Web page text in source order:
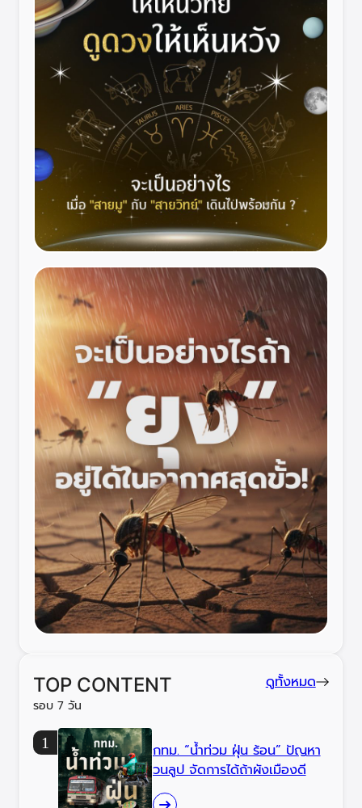
TOP CONTENT
รอบ 7 วัน
ดูทั้งหมด
กทม. “น้ำท่วม ฝุ่น ร้อน” ปัญหา
วนลูป จัดการได้ถ้าผังเมืองดี